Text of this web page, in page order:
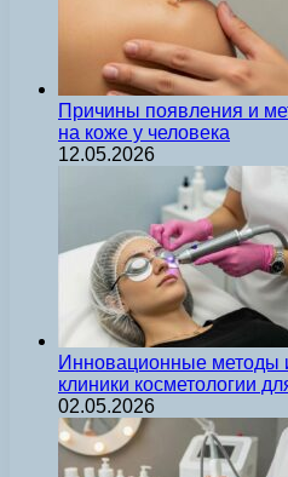
Причины появления и
на коже у человека
12.05.2026
Инновационные методы
клиники косметологии
02.05.2026